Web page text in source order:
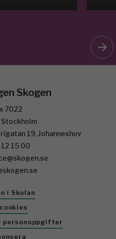
Skogen
7022
Stockholm
19, Johanneshov
15 00
i Skolan
personuppgifter